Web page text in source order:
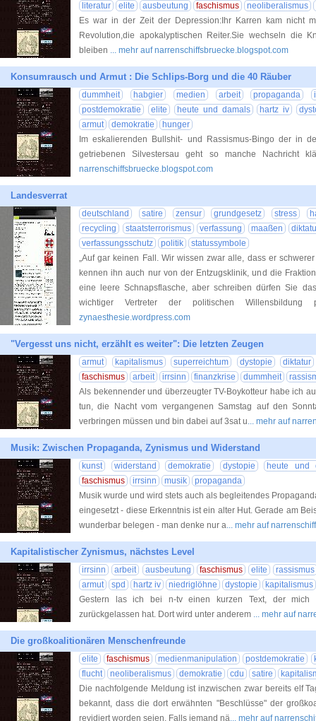
literatur
elite ausbeutung faschismus
neoliberalismus
Es war in der Zeit der Depression:Ihr Karren kam nicht
Revolution,die apokalyptischen Reiter.Sie wechseln die
bleiben ... mehr auf narrenschiffsbruecke.blogspot.com
Konsumrausch und Armut : Die Schlips-Borg und die 40 Räuber
dummheit habgier medien arbeit propaganda
postdemokratie
elite heute und damals hartz iv
armut
demokratie
hunger
Im eskalierenden Bullshit- und Rassismus-Bingo der in
getriebenen Silvestersau geht so manche Nachricht
narrenschiffsbruecke.blogspot.com
Landesverrat
deutschland satire zensur grundgesetz stress
recycling
staatsterrorismus verfassung maaßen
verfassungsschutz
politik
statussymbole
„Auf gar keinen Fall. Wir wissen zwar alle, dass er
kennen ihn auch nur von der Entzugsklinik, und die
eine leere Schnapsflasche, aber schreiben dürfen Sie
wichtiger Vertreter der politischen
zynaesthesie.wordpress.com
"Vergesst uns nicht, erzählt es weiter": Die letzten Zeugen
armut kapitalismus superreichtum dystopie
diktatur
faschismus
arbeit irrsinn finanzkrise dummheit
Als bekennender und überzeugter TV-Boykotteur habe ich
tun, die Nacht vom vergangenen Samstag auf den
verbringen müssen und bin dabei auf 3sat u... mehr auf
Musik: Zwischen Propaganda, Zynismus und Widerstand
kunst widerstand demokratie dystopie
heute und
faschismus
irrsinn musik
propaganda
Musik wurde und wird stets auch als begleitendes
eingesetzt - diese Erkenntnis ist ein alter Hut. Gerade am
wunderbar belegen - man denke nur a... mehr auf
Kapitalistischer Zynismus, nächstes Level
irrsinn arbeit ausbeutung faschismus elite
rassismus
armut
spd hartz iv niedriglöhne dystopie
kapitalismus
Gestern las ich bei n-tv einen kurzen Text, der mich
zurückgelassen hat. Dort wird unter anderem ... mehr auf
Die großkoalitionären Menschenfreunde
elite faschismus medienmanipulation postdemokratie
flucht
neoliberalismus demokratie cdu satire
Die nachfolgende Meldung ist inzwischen zwar bereits elf
bekannt, dass die dort erwähnten "Beschlüsse" der
revidiert worden seien. Falls jemand nä... mehr auf